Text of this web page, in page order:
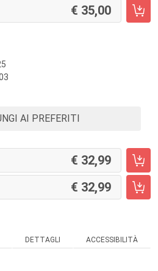
35,00
AI PREFERITI
32,99
32,99
DETTAGLI ACCESSIBILITÀ